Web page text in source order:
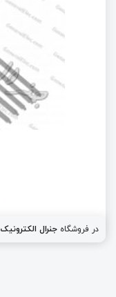
در فروشگاه جنرال الکترونیک